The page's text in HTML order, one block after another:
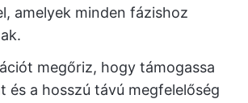
amelyek minden fázishoz
megőriz, hogy támogassa
és a hosszú távú megfelelőség